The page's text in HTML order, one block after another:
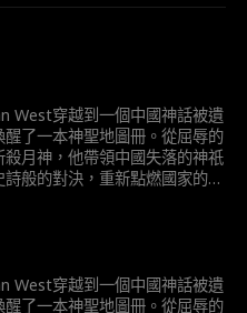
West穿越到一個中國神話被遺
醒了一本神聖地圖冊。從屈辱的
月神，他帶領中國失落的神祇
般的對決，重新點燃國家的命
West穿越到一個中國神話被遺
醒了一本神聖地圖冊。從屈辱的